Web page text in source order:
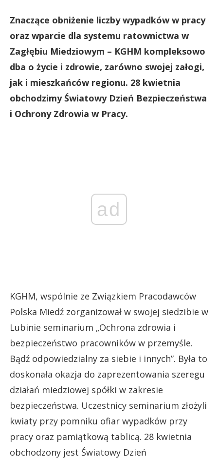
Znaczące obniżenie liczby wypadków w pracy
oraz wparcie dla systemu ratownictwa w
Zagłębiu Miedziowym – KGHM kompleksowo
dba o życie i zdrowie, zarówno swojej załogi,
jak i mieszkańców regionu. 28 kwietnia
obchodzimy Światowy Dzień Bezpieczeństwa
i Ochrony Zdrowia w Pracy.
ad
KGHM, wspólnie ze Związkiem Pracodawców
Polska Miedź zorganizował w swojej siedzibie w
Lubinie seminarium „Ochrona zdrowia i
bezpieczeństwo pracowników w przemyśle.
Bądź odpowiedzialny za siebie i innych”. Była to
doskonała okazja do zaprezentowania szeregu
działań miedziowej spółki w zakresie
bezpieczeństwa. Uczestnicy seminarium złożyli
kwiaty przy pomniku ofiar wypadków przy
pracy oraz pamiątkową tablicą. 28 kwietnia
obchodzony jest Światowy Dzień